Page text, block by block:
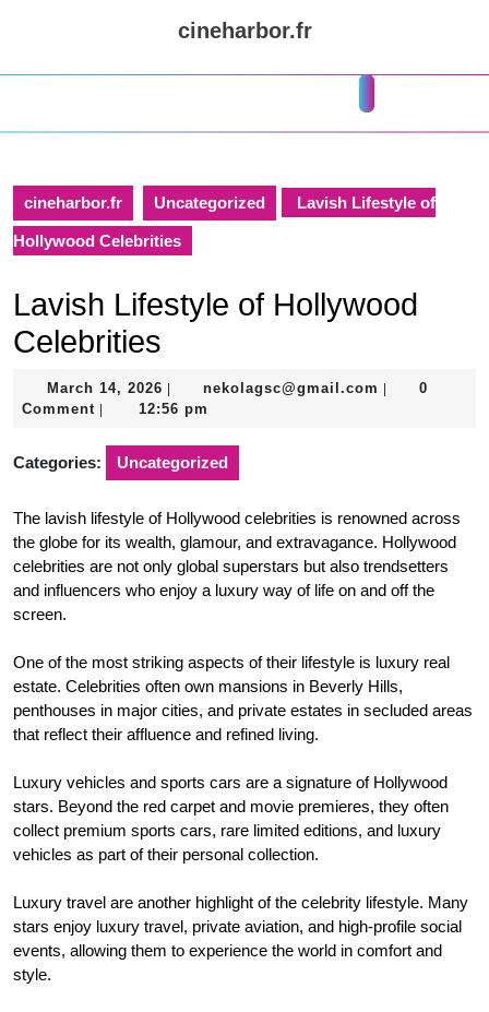
cineharbor.fr
cineharbor.fr Uncategorized Lavish Lifestyle of
Hollywood Celebrities
Lavish Lifestyle of Hollywood
Celebrities
March 14, 2026 March
14,
nekolagsc@gmail.com
0
Comment
12:56 pm
Categories: Uncategorized
The lavish lifestyle of Hollywood celebrities is renowned across
the globe for its wealth, glamour, and extravagance. Hollywood
celebrities are not only global superstars but also trendsetters
and influencers who enjoy a luxury way of life on and off the
screen.
One of the most striking aspects of their lifestyle is luxury real
estate. Celebrities often own mansions in Beverly Hills,
penthouses in major cities, and private estates in secluded areas
that reflect their affluence and refined living.
Luxury vehicles and sports cars are a signature of Hollywood
stars. Beyond the red carpet and movie premieres, they often
collect premium sports cars, rare limited editions, and luxury
vehicles as part of their personal collection.
Luxury travel are another highlight of the celebrity lifestyle. Many
stars enjoy luxury travel, private aviation, and high-profile social
events, allowing them to experience the world in comfort and
style.